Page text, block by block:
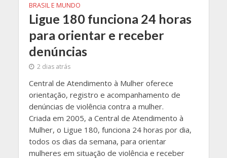
BRASIL E MUNDO
Ligue 180 funciona 24 horas
para orientar e receber
denúncias
2 dias atrás
Central de Atendimento à Mulher oferece
orientação, registro e acompanhamento de
denúncias de violência contra a mulher.
Criada em 2005, a Central de Atendimento à
Mulher, o Ligue 180, funciona 24 horas por dia,
todos os dias da semana, para orientar
mulheres em situação de violência e receber